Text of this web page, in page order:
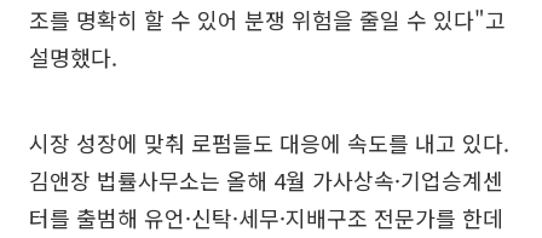
조를 명확히 할 수 있어 분쟁 위험을 줄일 수 있다"고
설명했다.
시장 성장에 맞춰 로펌들도 대응에 속도를 내고 있다.
김앤장 법률사무소는 올해 4월 가사상속·기업승계센
터를 출범해 유언·신탁·세무·지배구조 전문가를 한데